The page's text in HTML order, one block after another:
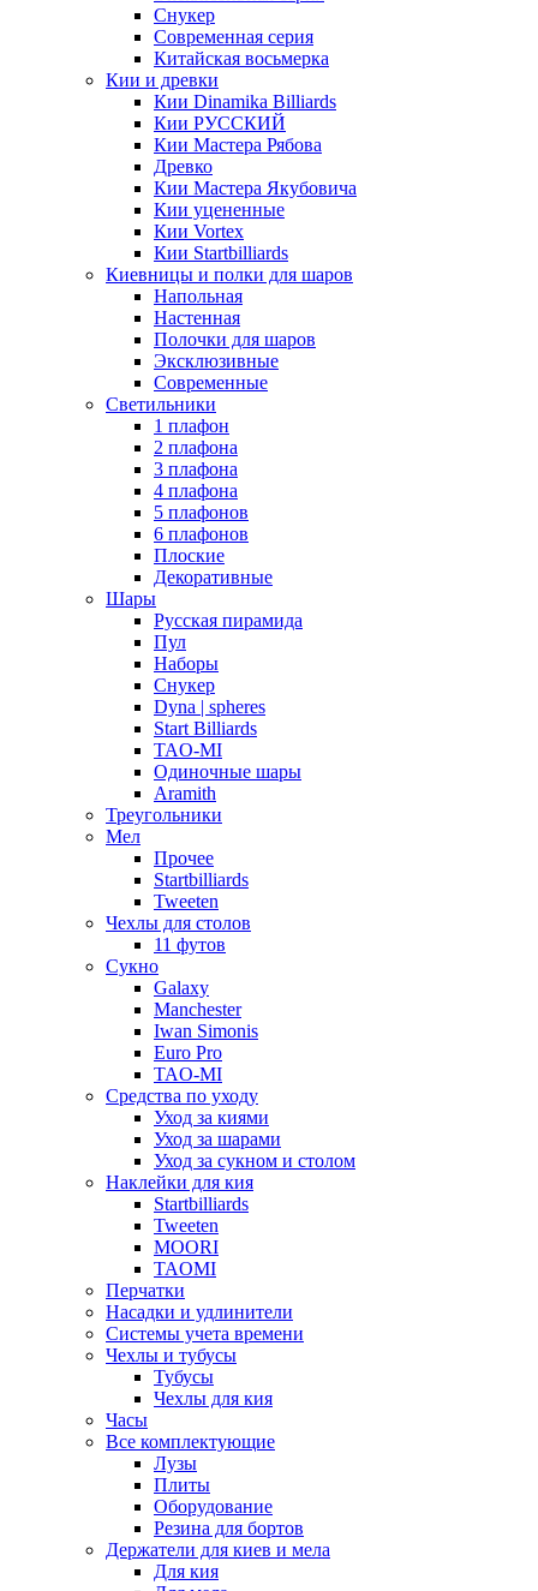
Снукер
Современная серия
Китайская восьмерка
Кии и древки
Кии Dinamika Billiards
Кии РУССКИЙ
Кии Мастера Рябова
Древко
Кии Мастера Якубовича
Кии уцененные
Кии Vortex
Кии Startbilliards
Киевницы и полки для шаров
Напольная
Настенная
Полочки для шаров
Эксклюзивные
Современные
Светильники
1 плафон
2 плафона
3 плафона
4 плафона
5 плафонов
6 плафонов
Плоские
Декоративные
Шары
Русская пирамида
Пул
Наборы
Снукер
Dyna | spheres
Start Billiards
TAO-MI
Одиночные шары
Aramith
Треугольники
Мел
Прочее
Startbilliards
Tweeten
Чехлы для столов
11 футов
Сукно
Galaxy
Manchester
Iwan Simonis
Euro Pro
TAO-MI
Средства по уходу
Уход за киями
Уход за шарами
Уход за сукном и столом
Наклейки для кия
Startbilliards
Tweeten
MOORI
TAOMI
Перчатки
Насадки и удлинители
Системы учета времени
Чехлы и тубусы
Тубусы
Чехлы для кия
Часы
Все комплектующие
Лузы
Плиты
Оборудование
Резина для бортов
Держатели для киев и мела
Для кия